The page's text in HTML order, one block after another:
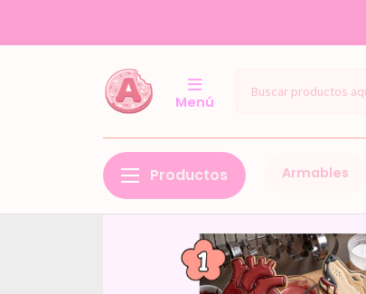
Menú
Productos Armables